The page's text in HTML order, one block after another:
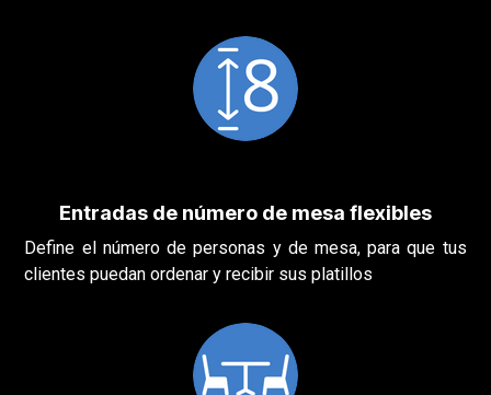
Entradas de número de mesa flexibles
Define el número de personas y de mesa, para que tus
clientes puedan ordenar y recibir sus platillos